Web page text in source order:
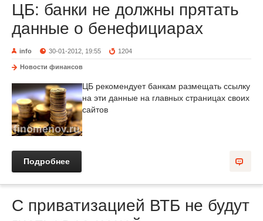
ЦБ: банки не должны прятать
данные о бенефициарах
info 30-01-2012, 19:55 1204
Новости финансов
ЦБ рекомендует банкам размещать ссылку
на эти данные на главных страницах своих
сайтов
Подробнее
С приватизацией ВТБ не будут